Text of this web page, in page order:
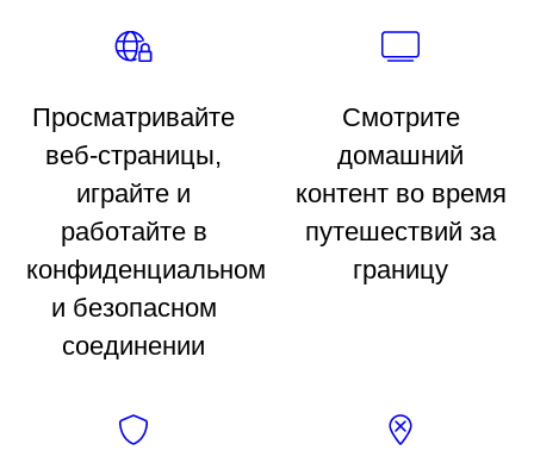
Просматривайте
веб-страницы,
играйте и
работайте в
конфиденциальном
и безопасном
соединении
Смотрите
домашний
контент во время
путешествий за
границу